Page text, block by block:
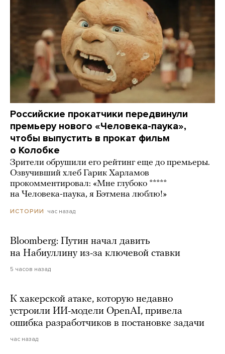
Российские прокатчики передвинули
премьеру нового «Человека-паука»,
чтобы выпустить в прокат фильм
о Колобке
Зрители обрушили его рейтинг еще до премьеры.
Озвучивший хлеб Гарик Харламов
прокомментировал: «Мне глубоко *****
на Человека-паука, я Бэтмена люблю!»
ИСТОРИИ час назад
Bloomberg: Путин начал давить
на Набиуллину из-за ключевой ставки
5 часов назад
К хакерской атаке, которую недавно
устроили ИИ-модели OpenAI, привела
ошибка разработчиков в постановке задачи
час назад